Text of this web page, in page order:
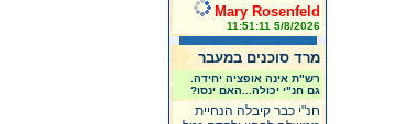
Mary Rosenfeld
5/8/2026 11:51:11
מרד סוכנים במעבר
רש"ת אינה אופציה יחידה.
גם חנ"י יכולה...האם ינסו?
חנ"י כבר קיבלה הנחיית